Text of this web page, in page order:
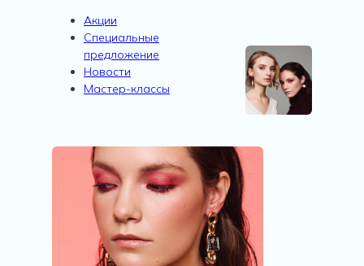
Акции
Специальные
предложение
Новости
Мастер-классы